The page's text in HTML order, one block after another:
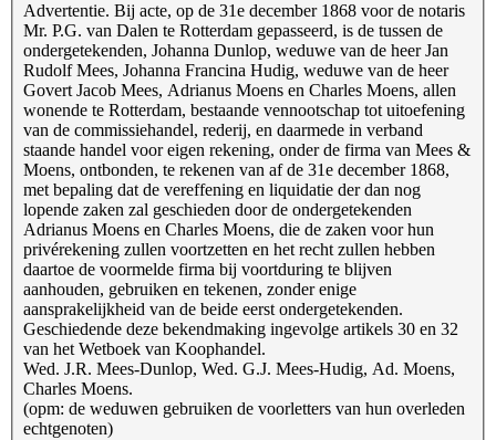
Advertentie. Bij acte, op de 31e december 1868 voor de notaris
Mr. P.G. van Dalen te Rotterdam gepasseerd, is de tussen de
ondergetekenden, Johanna Dunlop, weduwe van de heer Jan
Rudolf Mees, Johanna Francina Hudig, weduwe van de heer
Govert Jacob Mees, Adrianus Moens en Charles Moens, allen
wonende te Rotterdam, bestaande vennootschap tot uitoefening
van de commissiehandel, rederij, en daarmede in verband
staande handel voor eigen rekening, onder de firma van Mees &
Moens, ontbonden, te rekenen van af de 31e december 1868,
met bepaling dat de vereffening en liquidatie der dan nog
lopende zaken zal geschieden door de ondergetekenden
Adrianus Moens en Charles Moens, die de zaken voor hun
privérekening zullen voortzetten en het recht zullen hebben
daartoe de voormelde firma bij voortduring te blijven
aanhouden, gebruiken en tekenen, zonder enige
aansprakelijkheid van de beide eerst ondergetekenden.
Geschiedende deze bekendmaking ingevolge artikels 30 en 32
van het Wetboek van Koophandel.
Wed. J.R. Mees-Dunlop, Wed. G.J. Mees-Hudig, Ad. Moens,
Charles Moens.
(opm: de weduwen gebruiken de voorletters van hun overleden
echtgenoten)